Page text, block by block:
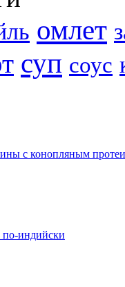
омлет
суп соус
с конопляным
индийски